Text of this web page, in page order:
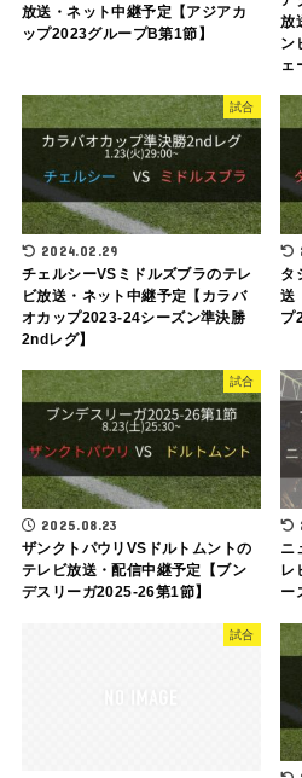
放送・ネット中継予定【アジアカ
ップ2023グループB第1節】
放
ン
ェ
試合
2024.02.29
チェルシーVSミドルズブラのテレ
ビ放送・ネット中継予定【カラバ
オカップ2023-24シーズン準決勝
2ndレグ】
タ
送
プ
試合
2025.08.23
ザンクトパウリVSドルトムントの
テレビ放送・配信中継予定【ブン
デスリーガ2025-26第1節】
ニ
レ
ー
試合